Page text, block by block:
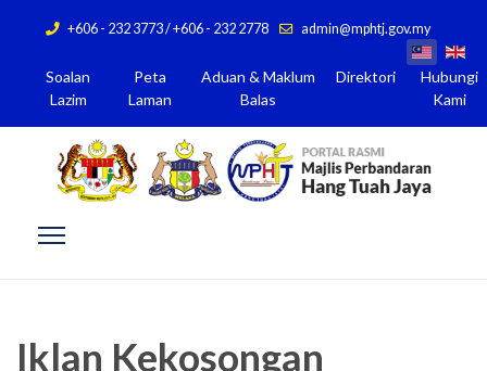
+606 - 232 3773 / +606 - 232 2778 admin@mphtj.gov.my
Soalan
Lazim
Peta
Laman
Aduan & Maklum
Balas
Direktori
Hubungi
Kami
Iklan Kekosongan